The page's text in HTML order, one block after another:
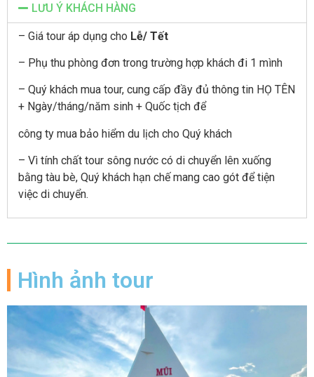
LƯU Ý KHÁCH HÀNG
– Giá tour áp dụng cho Lễ/ Tết
– Phụ thu phòng đơn trong trường hợp khách đi 1 mình
– Quý khách mua tour, cung cấp đầy đủ thông tin HỌ TÊN
+ Ngày/tháng/năm sinh + Quốc tịch để
công ty mua bảo hiểm du lịch cho Quý khách
– Vì tính chất tour sông nước có di chuyển lên xuống
bằng tàu bè, Quý khách hạn chế mang cao gót để tiện
việc di chuyển.
Hình ảnh tour